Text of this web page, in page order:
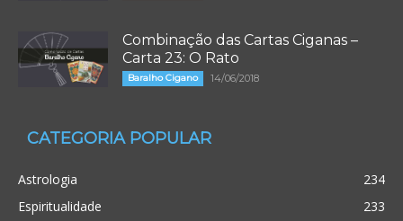
Combinação das Cartas Ciganas –
Carta 23: O Rato
Baralho Cigano 14/06/2018
CATEGORIA POPULAR
Astrologia
234
Espiritualidade
233